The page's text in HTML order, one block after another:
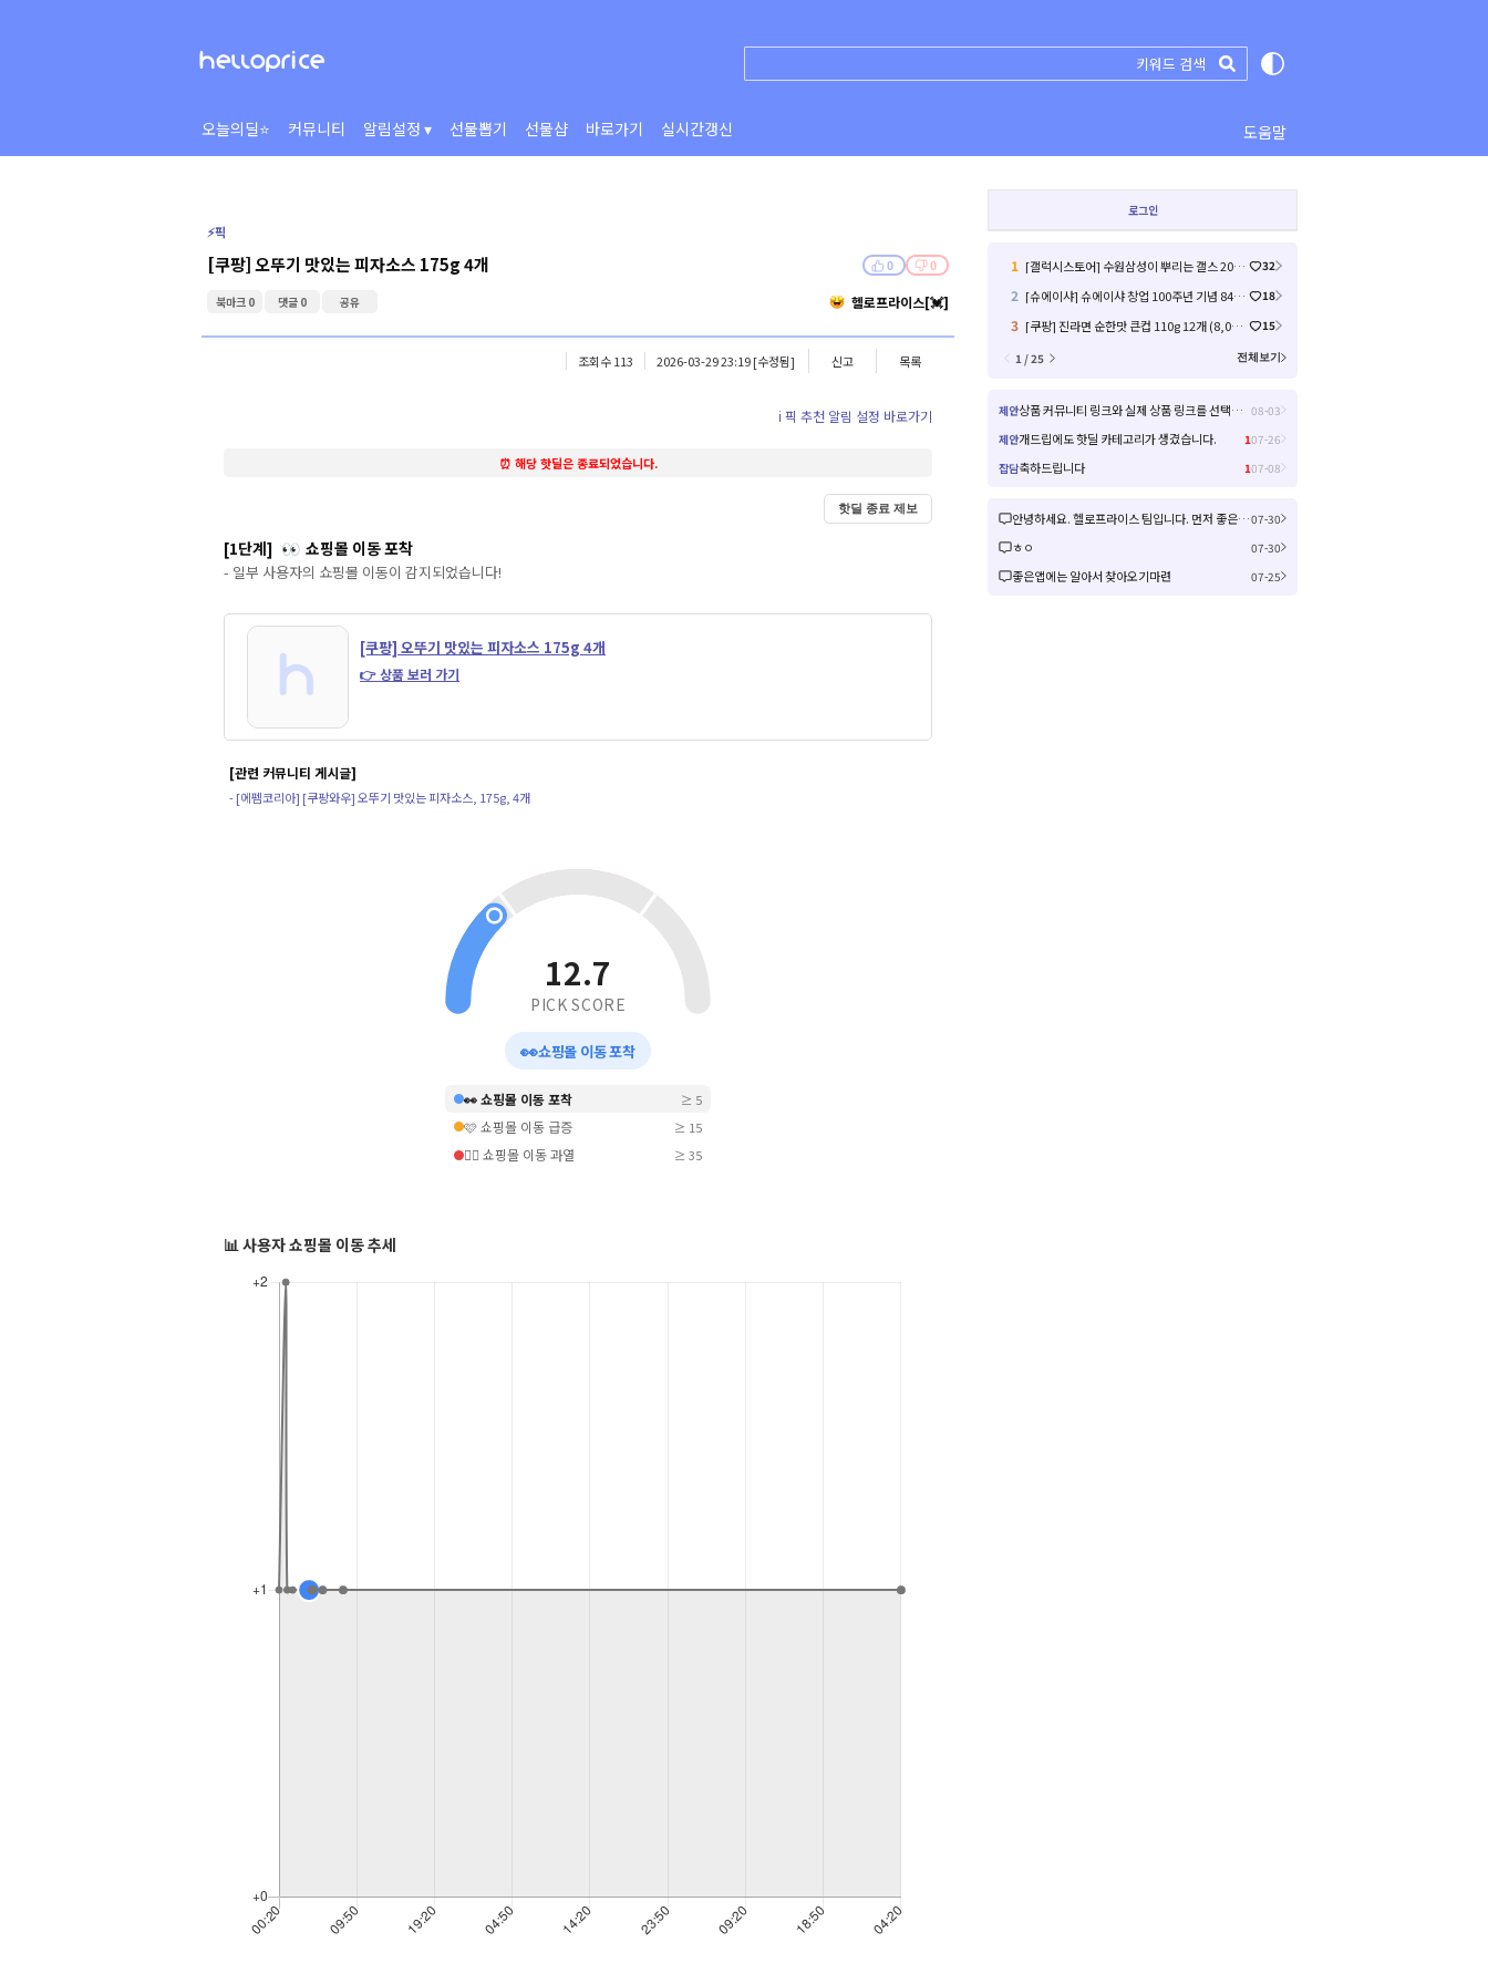
오늘의딜⭐ 커뮤니티 알림설정 ▾ 선물뽑기 선물샵 바로가기 실시간갱신 도움말
⚡️픽
[쿠팡] 오뚜기 맛있는 피자소스 175g 4개 0 0
북마크 0 댓글 0 공유 헬로프라이스[💓]
조회수 113 2026-03-29 23:19[수정됨] 신고 목록
ℹ️ 픽 추천 알림 설정 바로가기
⏰ 해당 핫딜은 종료되었습니다.
핫딜 종료 제보
[1단계] 👀 쇼핑몰 이동 포착
- 일부 사용자의 쇼핑몰 이동이 감지되었습니다!
[쿠팡] 오뚜기 맛있는 피자소스 175g 4개
👉 상품 보러 가기
[관련 커뮤니티 게시글]
- [에펨코리아] [쿠팡와우] 오뚜기 맛있는 피자소스, 175g, 4개
12.7
PICK SCORE
👀쇼핑몰 이동 포착
👀 쇼핑몰 이동 포착 ≥ 5
🩷 쇼핑몰 이동 급증 ≥ 15
❤️‍🔥 쇼핑몰 이동 과열 ≥ 35
📊 사용자 쇼핑몰 이동 추세
로그인
1 [갤럭시스토어] 수원삼성이 뿌리는 갤스 2000원 쿠폰 (0원 / 배송비 무료) 32
2 [슈에이샤] 슈에이샤 창업 100주년 기념 84작품 일부 무료 공개 (0원 / 배송비 무료) 18
3 [쿠팡] 진라면 순한맛 큰컵 110g 12개 (8,000원/무료) (4)
15
1 / 25
전체보기
제안 상품 커뮤니티 링크와 실제 상품 링크를 선택해서 들어갈 수 있으면 좋을거 같아요! 08-03
제안개드립에도 핫딜 카테고리가 생겼습니다. 107-26
잡담축하드립니다 107-08
안녕하세요. 헬로프라이스 팀입니다. 먼저 좋은 제안을 주셔서 감사합니다! 신규 커뮤니티 연동은 작업이 크게 예상되어 검토 후 진행여부, 진행 시 추가 일정을 공유드리겠습니다! 감사합니다.07-30
ㅎㅇ 07-30
좋은앱에는 알아서 찾아오기마련 07-25